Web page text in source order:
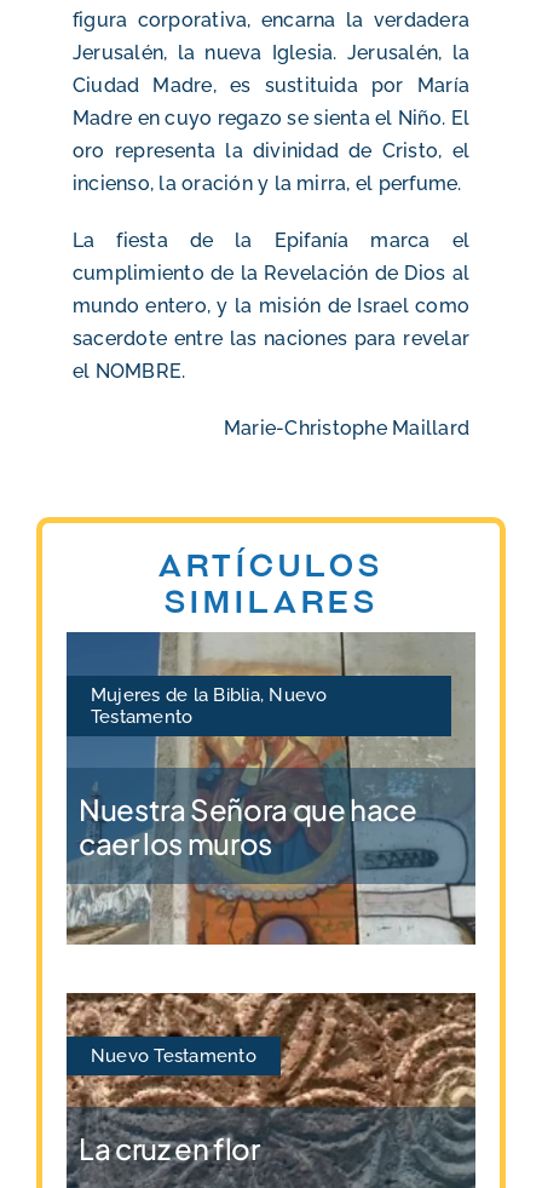
figura corporativa, encarna la verdadera
Jerusalén, la nueva Iglesia. Jerusalén, la
Ciudad Madre, es sustituida por María
Madre en cuyo regazo se sienta el Niño. El
oro representa la divinidad de Cristo, el
incienso, la oración y la mirra, el perfume.
La fiesta de la Epifanía marca el
cumplimiento de la Revelación de Dios al
mundo entero, y la misión de Israel como
sacerdote entre las naciones para revelar
el NOMBRE.
Marie-Christophe Maillard
Artículos
similares
Mujeres de la Biblia, Nuevo
Testamento
Nuestra Señora que hace
caer los muros
Nuevo Testamento
La cruz en flor